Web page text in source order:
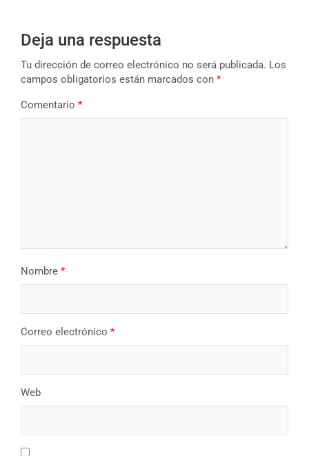
Deja una respuesta
Tu dirección de correo electrónico no será publicada. Los
campos obligatorios están marcados con *
Comentario *
Nombre *
Correo electrónico *
Web